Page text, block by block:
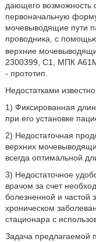
дающего возможность
первоначальную
мочевыводящие пути
проводника, с помощью
верхние
2300399, C1, МПК
- прототип.
Недостатками
1) Фиксированная
при его установке
2) Недостаточная
верхних
всегда оптимальной
3) Недостаточное
врачом за счет
болезненной и частой
хроническом
стационара с
Задача предлагаемой